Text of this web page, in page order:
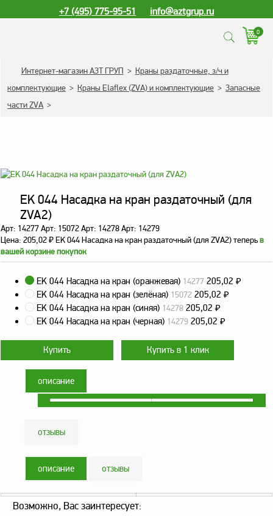
+7 (495) 775-95-51 info@aztgrup.ru
0
КАТАЛОГ ПРОДУКЦИИ
Топливораздаточные
колонки
для электромобилей
Погружные насосы к
ТРК и ГРК
Запасные части к ТРК
и ГРК
Электронное
оборудование
ТОПАЗ
Пульты управления,
контроллеры
Устройства громкой
связи и оповещения
з/ч и комплектующие
Резервуарное
агрегаты
Устройства слива и
налива
Интернет-магазин АЗТ ГРУП > Краны раздаточные, з/ч и
комплектующие > Краны Elaflex (ZVA) и комплектующие > Запасные
части ZVA >
EK 044 Насадка на кран раздаточный (для
ZVA2)
Арт: 14277 Арт: 15072 Арт: 14278 Арт: 14279
Цена: 205,02₽EK 044 Насадка на кран раздаточный (для ZVA2) теперьв
вашей корзине покупок
EK 044 Насадка на кран (оранжевая) 14277 205,02 ₽
EK 044 Насадка на кран (зелёная) 15072 205,02 ₽
EK 044 Насадка на кран (синяя) 14278 205,02 ₽
EK 044 Насадка на кран (черная) 14279 205,02 ₽
описание
отзывы
описание отзывы
Возможно, Вас заинтересует: